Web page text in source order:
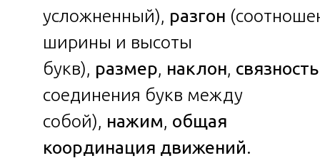
усложненный), разгон
ширины и высоты
букв), размер наклон связность
соединения букв между
собой), нажим общая
координация движений.